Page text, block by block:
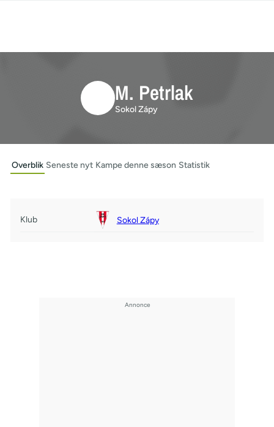
M. Petrlak
Sokol Zápy
Overblik Seneste nyt Kampe denne sæson Statistik
Klub Sokol Zápy